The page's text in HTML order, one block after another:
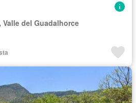
del Guadalhorce